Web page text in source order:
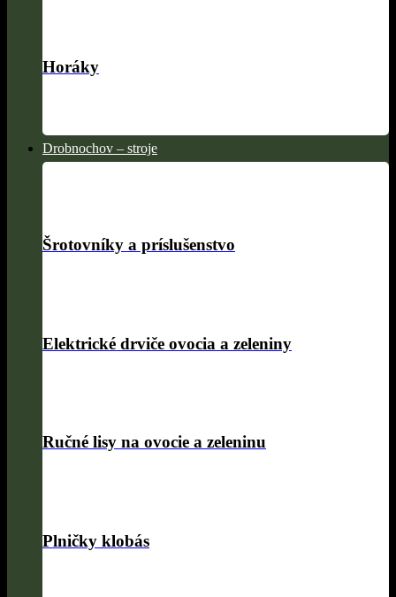
Horáky
Drobnochov – stroje
Šrotovníky a príslušenstvo
Elektrické drviče ovocia a zeleniny
Ručné lisy na ovocie a zeleninu
Plničky klobás